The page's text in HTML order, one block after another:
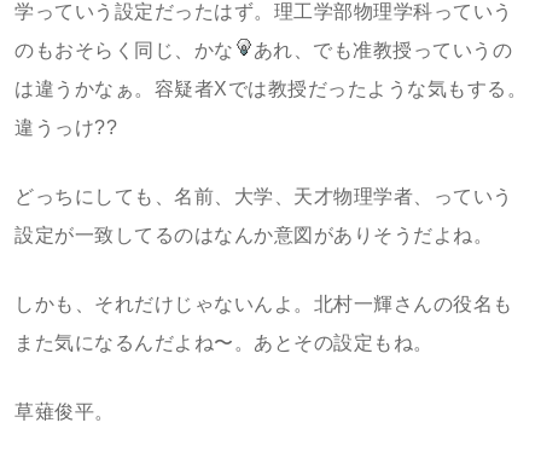
学っていう設定だったはず。理工学部物理学科っていう
のもおそらく同じ、かな
あれ、でも准教授っていうの
は違うかなぁ。容疑者Xでは教授だったような気もする。
違うっけ??
どっちにしても、名前、大学、天才物理学者、っていう
設定が一致してるのはなんか意図がありそうだよね。
しかも、それだけじゃないんよ。北村一輝さんの役名も
また気になるんだよね〜。あとその設定もね。
草薙俊平。